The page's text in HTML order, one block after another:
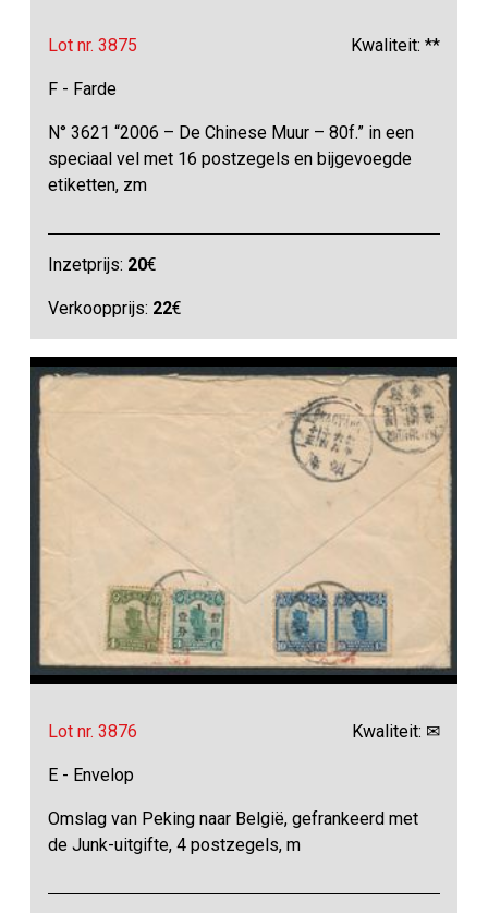
Lot nr. 3875 Kwaliteit: **
F - Farde
N° 3621 “2006 – De Chinese Muur – 80f.” in een
speciaal vel met 16 postzegels en bijgevoegde
etiketten, zm
Inzetprijs: 20€
Verkoopprijs: 22€
Lot nr. 3876 Kwaliteit: ✉
E - Envelop
Omslag van Peking naar België, gefrankeerd met
de Junk-uitgifte, 4 postzegels, m